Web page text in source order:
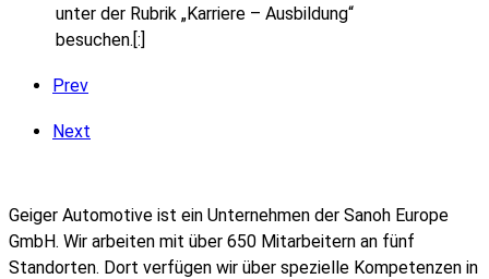
unter der Rubrik „Karriere – Ausbildung“
besuchen.[:]
Prev
Next
Geiger Automotive ist ein Unternehmen der Sanoh Europe
GmbH. Wir arbeiten mit über 650 Mitarbeitern an fünf
Standorten. Dort verfügen wir über spezielle Kompetenzen in